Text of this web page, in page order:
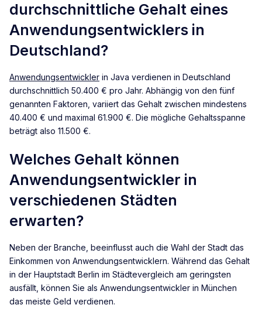
durchschnittliche Gehalt eines
Anwendungsentwicklers in
Deutschland?
Anwendungsentwickler in Java verdienen in Deutschland
durchschnittlich 50.400 € pro Jahr. Abhängig von den fünf
genannten Faktoren, variiert das Gehalt zwischen mindestens
40.400 € und maximal 61.900 €. Die mögliche Gehaltsspanne
beträgt also 11.500 €.
Welches Gehalt können
Anwendungsentwickler in
verschiedenen Städten
erwarten?
Neben der Branche, beeinflusst auch die Wahl der Stadt das
Einkommen von Anwendungsentwicklern. Während das Gehalt
in der Hauptstadt Berlin im Städtevergleich am geringsten
ausfällt, können Sie als Anwendungsentwickler in München
das meiste Geld verdienen.